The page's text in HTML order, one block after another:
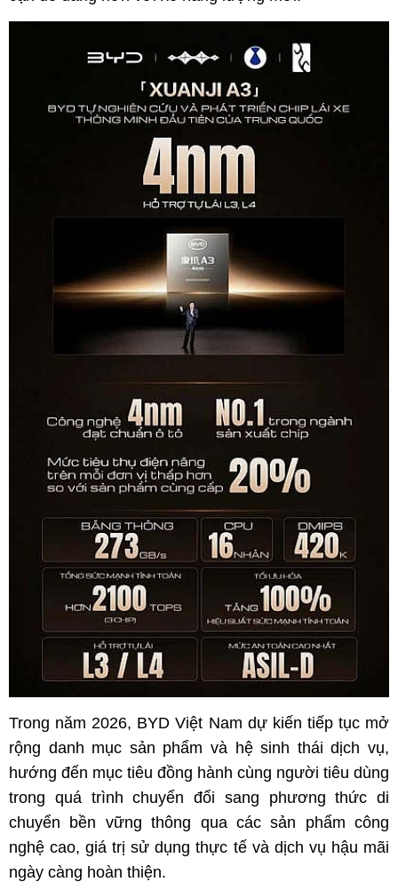
Trong năm 2026, BYD Việt Nam dự kiến tiếp tục mở
rộng danh mục sản phẩm và hệ sinh thái dịch vụ,
hướng đến mục tiêu đồng hành cùng người tiêu dùng
trong quá trình chuyển đổi sang phương thức di
chuyển bền vững thông qua các sản phẩm công
nghệ cao, giá trị sử dụng thực tế và dịch vụ hậu mãi
ngày càng hoàn thiện.